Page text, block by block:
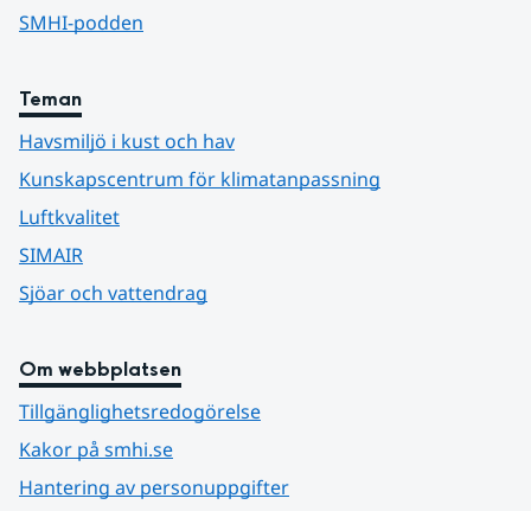
SMHI-podden
Teman
Havsmiljö i kust och hav
Kunskapscentrum för klimatanpassning
Luftkvalitet
SIMAIR
Sjöar och vattendrag
Om webbplatsen
Tillgänglighetsredogörelse
Kakor på smhi.se
Hantering av personuppgifter